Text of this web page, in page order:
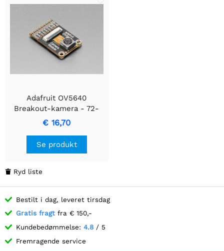
Adafruit OV5640
Breakout-kamera - 72-
graders objektiv med
autofokus
€ 16,70
Se produkt
 Ryd liste
Bestilt i dag, leveret tirsdag
Gratis fragt fra € 150,-
Kundebedømmelse: 4.8 / 5
Fremragende service